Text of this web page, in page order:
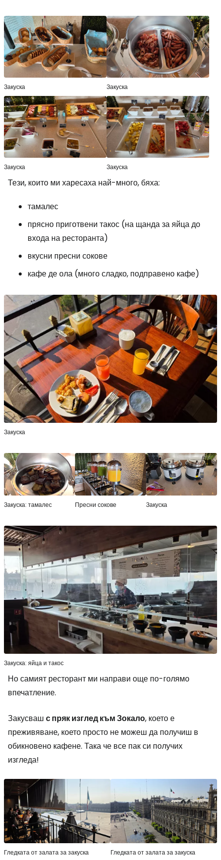
Закуска Закуска
Закуска Закуска
Тези, които ми харесаха най-много, бяха:
тамалес
прясно приготвени такос (на щанда за яйца до
входа на ресторанта)
вкусни пресни сокове
кафе де ола (много сладко, подправено кафе)
Закуска
Закуска: тамалес Пресни сокове Закуска
Закуска: яйца и такос
Но самият ресторант ми направи още по-голямо
впечатление.
Закусваш с пряк изглед към Зокало, което е
преживяване, което просто не можеш да получиш в
обикновено кафене. Така че все пак си получих
изгледа!
Гледката от залата за закуска Гледката от залата за закуска